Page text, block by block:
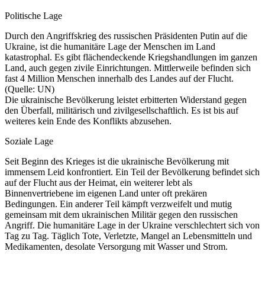
Politische Lage
Durch den Angriffskrieg des russischen Präsidenten Putin auf die
Ukraine, ist die humanitäre Lage der Menschen im Land
katastrophal. Es gibt flächendeckende Kriegshandlungen im ganzen
Land, auch gegen zivile Einrichtungen. Mittlerweile befinden sich
fast 4 Million Menschen innerhalb des Landes auf der Flucht.
(Quelle: UN)
Die ukrainische Bevölkerung leistet erbitterten Widerstand gegen
den Überfall, militärisch und zivilgesellschaftlich. Es ist bis auf
weiteres kein Ende des Konflikts abzusehen.
Soziale Lage
Seit Beginn des Krieges ist die ukrainische Bevölkerung mit
immensem Leid konfrontiert. Ein Teil der Bevölkerung befindet sich
auf der Flucht aus der Heimat, ein weiterer lebt als
Binnenvertriebene im eigenen Land unter oft prekären
Bedingungen. Ein anderer Teil kämpft verzweifelt und mutig
gemeinsam mit dem ukrainischen Militär gegen den russischen
Angriff. Die humanitäre Lage in der Ukraine verschlechtert sich von
Tag zu Tag. Täglich Tote, Verletzte, Mangel an Lebensmitteln und
Medikamenten, desolate Versorgung mit Wasser und Strom.